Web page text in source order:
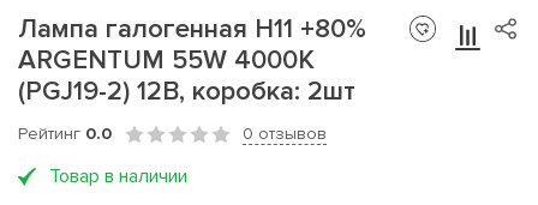
Лампа галогенная H11 +80%
ARGENTUM 55W 4000К
(PGJ19-2) 12В, коробка: 2шт
Рейтинг 0.0 0 отзывов
Товар в наличии